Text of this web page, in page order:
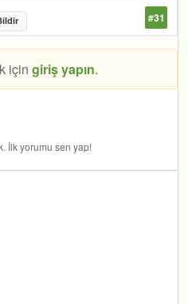
#31
için giriş yapın.
İlk yorumu sen yap!